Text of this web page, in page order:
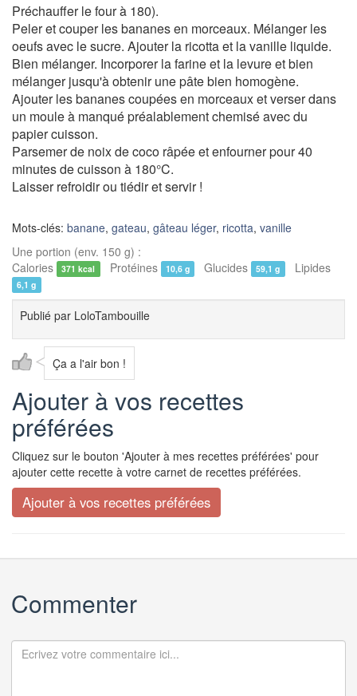
Préchauffer le four à 180).
Peler et couper les bananes en morceaux. Mélanger les
oeufs avec le sucre. Ajouter la ricotta et la vanille liquide.
Bien mélanger. Incorporer la farine et la levure et bien
mélanger jusqu'à obtenir une pâte bien homogène.
Ajouter les bananes coupées en morceaux et verser dans
un moule à manqué préalablement chemisé avec du
papier cuisson.
Parsemer de noix de coco râpée et enfourner pour 40
minutes de cuisson à 180°C.
Laisser refroidir ou tiédir et servir !
Mots-clés: banane, gateau, gâteau léger, ricotta, vanille
Une portion (env. 150 g) :
Calories
371 kcal Protéines 10,6 g Glucides 59,1 g Lipides
6,1 g
Publié par LoloTambouille
Ça a l'air bon !
Ajouter à vos recettes
préférées
Cliquez sur le bouton 'Ajouter à mes recettes préférées' pour
ajouter cette recette à votre carnet de recettes préférées.
Commenter